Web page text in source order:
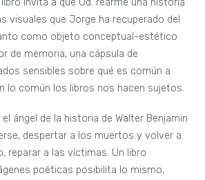
invita a que Ud. rearme una historia
visuales que Jorge ha recuperado del
como objeto conceptual-estético
de memoria, una cápsula de
sensibles sobre qué es común a
lo común los libros nos hacen sujetos.
ángel de la historia de Walter Benjamin
despertar a los muertos y volver a
reparar a las víctimas. Un libro
poéticas posibilita lo mismo,